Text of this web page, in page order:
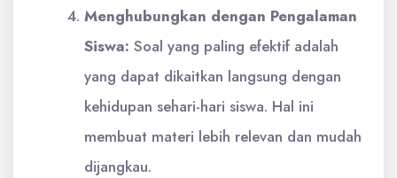
Menghubungkan dengan Pengalaman
Siswa: Soal yang paling efektif adalah
yang dapat dikaitkan langsung dengan
kehidupan sehari-hari siswa. Hal ini
membuat materi lebih relevan dan mudah
dijangkau.